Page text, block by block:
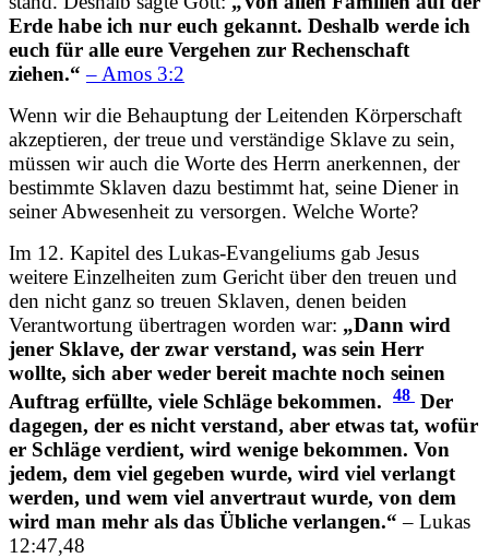
Erde habe ich nur euch gekannt. Deshalb werde ich
euch für alle eure Vergehen zur Rechenschaft
ziehen.“– Amos 3:2
Wenn wir die Behauptung der Leitenden Körperschaft
akzeptieren, der treue und verständige Sklave zu sein,
müssen wir auch die Worte des Herrn anerkennen, der
bestimmte Sklaven dazu bestimmt hat, seine Diener in
seiner Abwesenheit zu versorgen. Welche Worte?
Im 12. Kapitel des Lukas-Evangeliums gab Jesus
weitere Einzelheiten zum Gericht über den treuen und
den nicht ganz so treuen Sklaven, denen beiden
Verantwortung übertragen worden war: „Dann wird
jener Sklave, der zwar verstand, was sein Herr
wollte, sich aber weder bereit machte noch seinen
Auftrag erfüllte, viele Schläge bekommen.
48 Der
dagegen, der es nicht verstand, aber etwas tat, wofür
er Schläge verdient, wird wenige bekommen. Von
jedem, dem viel gegeben wurde, wird viel verlangt
werden, und wem viel anvertraut wurde, von dem
wird man mehr als das Übliche verlangen.“– Lukas
12:47,48